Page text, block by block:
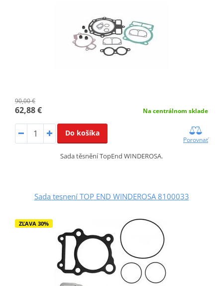
90,00 €
62,88 € Na centrálnom sklade
Do košíka
Porovnať
Sada těsnění TopEnd WINDEROSA.
Sada tesnení TOP END WINDEROSA 8100033
ZĽAVA 30%